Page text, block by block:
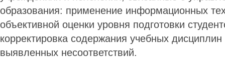
образования: применение информационных
объективной оценки уровня подготовки
корректировка содержания учебных
выявленных несоответствий.